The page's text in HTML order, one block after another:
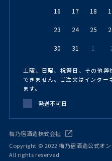
16 17 18
23 24 25
30 31 1
土曜、日曜、祝祭日、その他
できません。ご注文はインター
ます。
発送不可日
梅乃宿酒造株式会社
Copyright © 2022 梅乃宿酒造公式オ
All rights reserved.